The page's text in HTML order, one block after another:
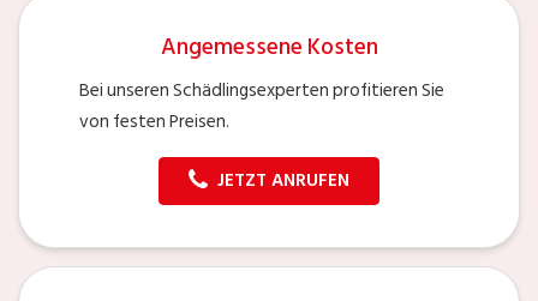
Angemessene Kosten
Bei unseren Schädlingsexperten profitieren Sie
von festen Preisen.
JETZT ANRUFEN